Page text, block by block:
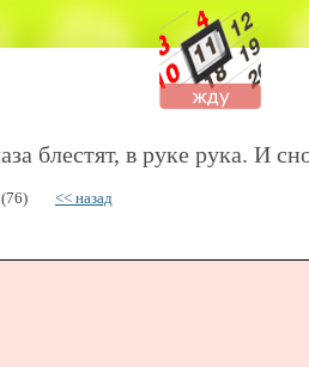
блестят, в руке рука. И
(76) << назад